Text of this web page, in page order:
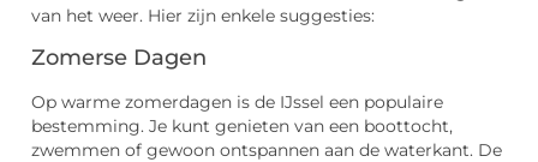
van het weer. Hier zijn enkele suggesties:
Zomerse Dagen
Op warme zomerdagen is de IJssel een populaire
bestemming. Je kunt genieten van een boottocht,
zwemmen of gewoon ontspannen aan de waterkant. De